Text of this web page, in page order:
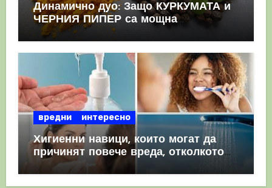
Динамично дуо: Защо КУРКУМАТА и
ЧЕРНИЯ ПИПЕР са мощна
комбинация
вредни интересно
Хигиенни навици, които могат да
причинят повече вреда, отколкото
полза